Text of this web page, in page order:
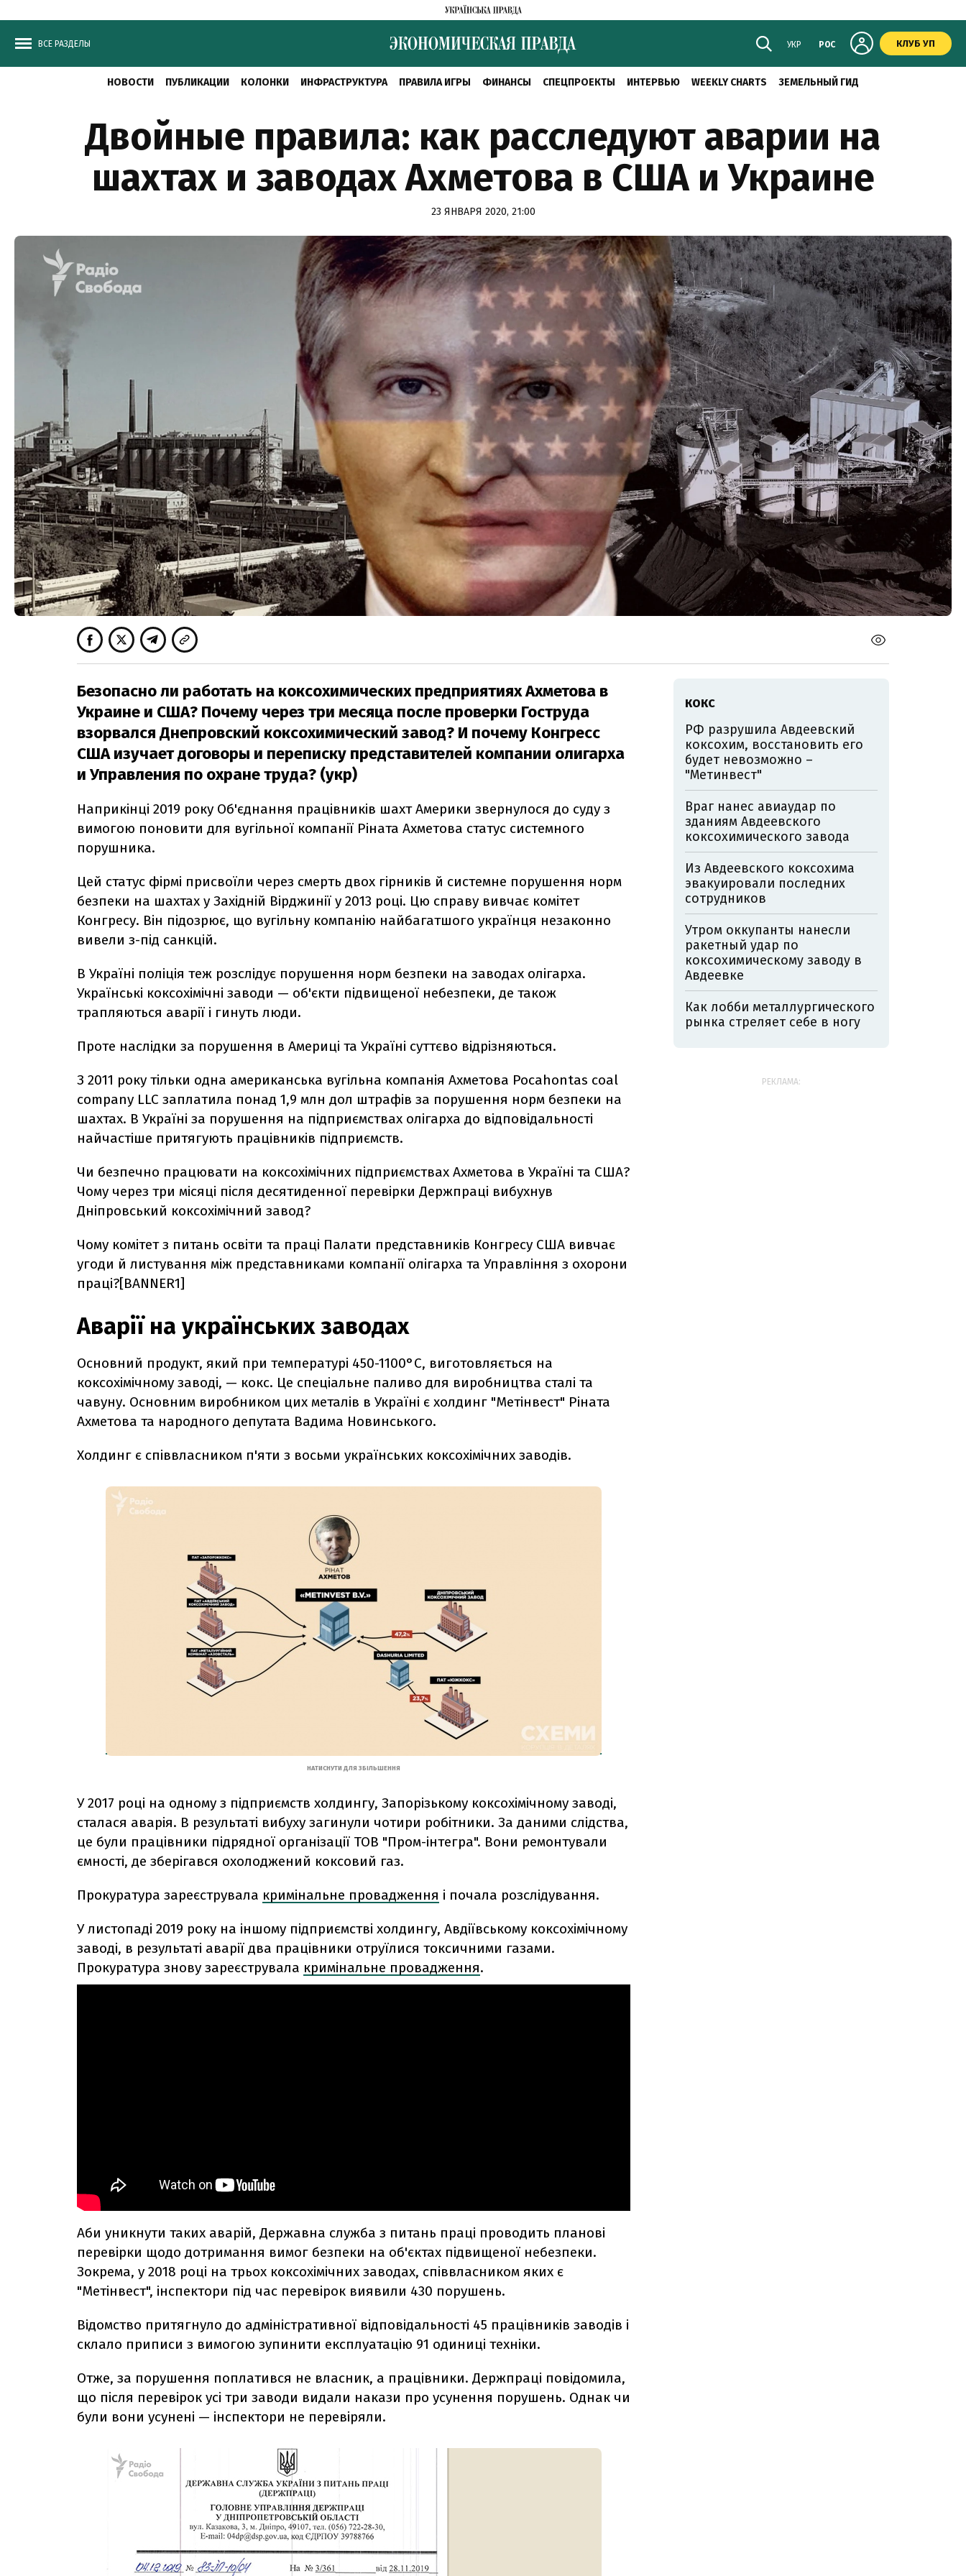
ВСЕ РАЗДЕЛЫ УКР РОС КЛУБ УП
НОВОСТИ ПУБЛИКАЦИИ КОЛОНКИ ИНФРАСТРУКТУРА ПРАВИЛА ИГРЫ ФИНАНСЫ СПЕЦПРОЕКТЫ ИНТЕРВЬЮ WEEKLY CHARTS ЗЕМЕЛЬНЫЙ ГИД
Двойные правила: как расследуют аварии на
шахтах и заводах Ахметова в США и Украине
23 ЯНВАРЯ 2020, 21:00
Безопасно ли работать на коксохимических предприятиях Ахметова в
Украине и США? Почему через три месяца после проверки Гоструда
взорвался Днепровский коксохимический завод? И почему Конгресс
США изучает договоры и переписку представителей компании олигарха
и Управления по охране труда? (укр)
Наприкінці 2019 року Об'єднання працівників шахт Америки звернулося до суду з
вимогою поновити для вугільної компанії Ріната Ахметова статус системного
порушника.
Цей статус фірмі присвоїли через смерть двох гірників й системне порушення норм
безпеки на шахтах у Західній Вірджинії у 2013 році. Цю справу вивчає комітет
Конгресу. Він підозрює, що вугільну компанію найбагатшого українця незаконно
вивели з-під санкцій.
В Україні поліція теж розслідує порушення норм безпеки на заводах олігарха.
Українські коксохімічні заводи — об'єкти підвищеної небезпеки, де також
трапляються аварії і гинуть люди.
Проте наслідки за порушення в Америці та Україні суттєво відрізняються.
З 2011 року тільки одна американська вугільна компанія Ахметова Pocahontas coal
company LLC заплатила понад 1,9 млн дол штрафів за порушення норм безпеки на
шахтах. В Україні за порушення на підприємствах олігарха до відповідальності
найчастіше притягують працівників підприємств.
Чи безпечно працювати на коксохімічних підприємствах Ахметова в Україні та США?
Чому через три місяці після десятиденної перевірки Держпраці вибухнув
Дніпровський коксохімічний завод?
Чому комітет з питань освіти та праці Палати представників Конгресу США вивчає
угоди й листування між представниками компанії олігарха та Управління з охорони
праці?[BANNER1]
Аварії на українських заводах
Основний продукт, який при температурі 450-1100°С, виготовляється на
коксохімічному заводі, — кокс. Це спеціальне паливо для виробництва сталі та
чавуну. Основним виробником цих металів в Україні є холдинг "Метінвест" Ріната
Ахметова та народного депутата Вадима Новинського.
Холдинг є співвласником п'яти з восьми українських коксохімічних заводів.
НАТИСНУТИ ДЛЯ ЗБІЛЬШЕННЯ
У 2017 році на одному з підприємств холдингу, Запорізькому коксохімічному заводі,
сталася аварія. В результаті вибуху загинули чотири робітники. За даними слідства,
це були працівники підрядної організації ТОВ "Пром-інтегра". Вони ремонтували
ємності, де зберігався охолоджений коксовий газ.
Прокуратура зареєструвала кримінальне провадження і почала розслідування.
У листопаді 2019 року на іншому підприємстві холдингу, Авдіївському коксохімічному
заводі, в результаті аварії два працівники отруїлися токсичними газами.
Прокуратура знову зареєструвала кримінальне провадження.
Аби уникнути таких аварій, Державна служба з питань праці проводить планові
перевірки щодо дотримання вимог безпеки на об'єктах підвищеної небезпеки.
Зокрема, у 2018 році на трьох коксохімічних заводах, співвласником яких є
"Метінвест", інспектори під час перевірок виявили 430 порушень.
Відомство притягнуло до адміністративної відповідальності 45 працівників заводів і
склало приписи з вимогою зупинити експлуатацію 91 одиниці техніки.
Отже, за порушення поплатився не власник, а працівники. Держпраці повідомила,
що після перевірок усі три заводи видали накази про усунення порушень. Однак чи
були вони усунені — інспектори не перевіряли.
КОКС
РФ разрушила Авдеевский
коксохим, восстановить его
будет невозможно –
"Метинвест"
Враг нанес авиаудар по
зданиям Авдеевского
коксохимического завода
Из Авдеевского коксохима
эвакуировали последних
сотрудников
Утром оккупанты нанесли
ракетный удар по
коксохимическому заводу в
Авдеевке
Как лобби металлургического
рынка стреляет себе в ногу
РЕКЛАМА: